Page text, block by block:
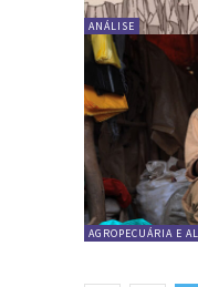
ANÁLISE
AGROPECUÁRIA E